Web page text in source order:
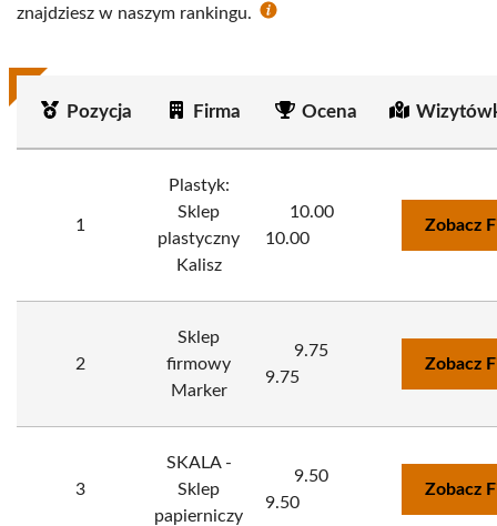
znajdziesz w naszym rankingu.
Pozycja Firma Ocena
1
Plastyk:
Sklep
plastyczny
Kalisz
10.00
10.00
Zobacz
2
Sklep
firmowy
Marker
9.75
9.75
Zobacz
3
SKALA -
Sklep
papierniczy
9.50
9.50
Zobacz